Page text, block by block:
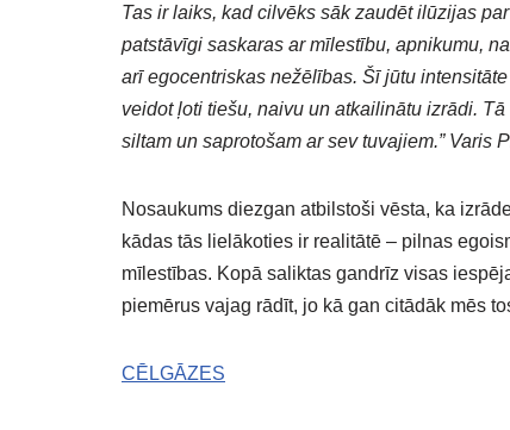
Tas ir laiks, kad cilvēks sāk zaudēt ilūzijas
patstāvīgi saskaras ar mīlestību, apnikumu,
arī egocentriskas nežēlības. Šī jūtu
veidot ļoti tiešu, naivu un atkailinātu izrādi.
siltam un saprotošam ar sev tuvajiem.” Varis
Nosaukums diezgan atbilstoši vēsta, ka
kādas tās lielākoties ir realitātē – pilnas
mīlestības. Kopā saliktas gandrīz visas
piemērus vajag rādīt, jo kā gan citādāk mēs
CĒLGĀZES